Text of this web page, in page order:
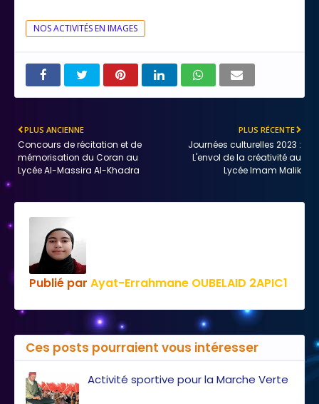
NOS ACTIVITÉS EN IMAGES
PLUS RÉCENTE
Journées culturelles 2023 :
L'envol de la créativité au
Lycée Imam Malik
PLUS ANCIENNE
Concours de récitation et de
mémorisation du Coran au
Lycée Al-Massira Al-Khadra
Publié par Ayat-Errahmane OUBELAID 2APIC1
Ces posts pourraient vous intéresser
Activité sportive pour la Marche Verte